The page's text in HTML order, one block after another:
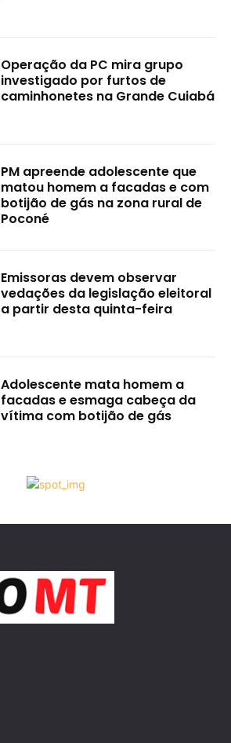
Operação da PC mira grupo
investigado por furtos de
caminhonetes na Grande Cuiabá
PM apreende adolescente que
matou homem a facadas e com
botijão de gás na zona rural de
Poconé
Emissoras devem observar
vedações da legislação eleitoral
a partir desta quinta-feira
Adolescente mata homem a
facadas e esmaga cabeça da
vítima com botijão de gás